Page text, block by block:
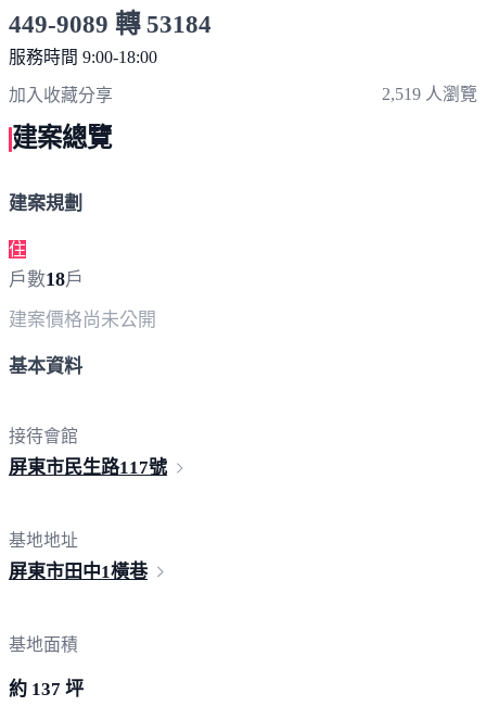
449-9089 轉 53184
服務時間 9:00-18:00
加入收藏分享 2,519 人瀏覽
建案總覽
建案規劃
住
戶數18戶
建案價格尚未公開
基本資料
接待會館
屏東市民生路117號
基地地址
屏東市田中1橫巷
基地面積
約 137 坪